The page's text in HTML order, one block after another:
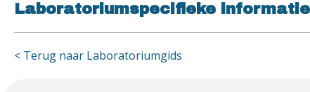
Laboratoriumspecifieke informatie
< Terug naar Laboratoriumgids